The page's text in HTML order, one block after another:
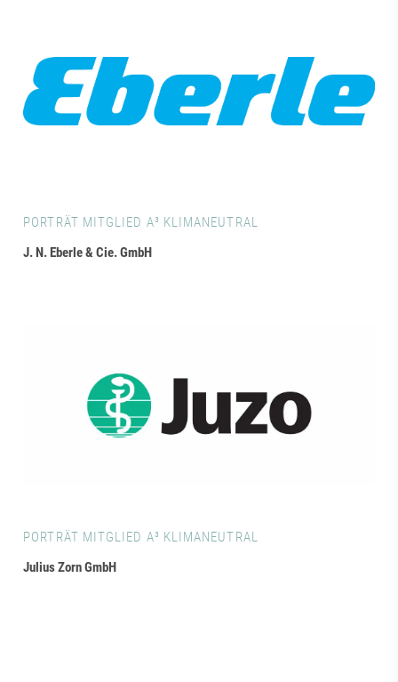
PORTRÄT MITGLIED A³ KLIMANEUTRAL
J. N. Eberle & Cie. GmbH
PORTRÄT MITGLIED A³ KLIMANEUTRAL
Julius Zorn GmbH